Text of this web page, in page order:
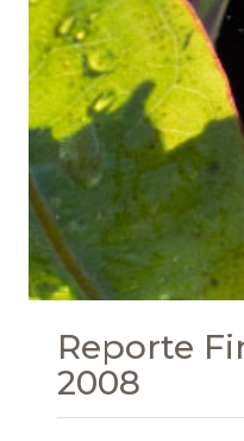
Reporte
2008